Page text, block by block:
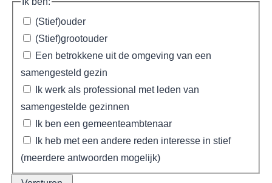
(Stief)ouder
(Stief)grootouder
Een betrokkene uit de omgeving van een
samengesteld gezin
Ik werk als professional met leden van
samengestelde gezinnen
Ik ben een gemeenteambtenaar
Ik heb met een andere reden interesse in stief
(meerdere antwoorden mogelijk)